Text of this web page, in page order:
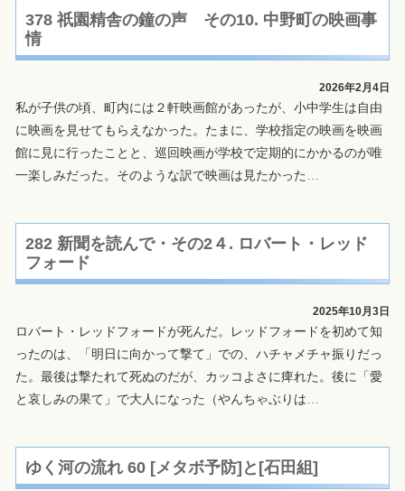
378 祇園精舎の鐘の声 その10. 中野町の映画事
情
2026年2月4日
私が子供の頃、町内には２軒映画館があったが、小中学生は自由
に映画を見せてもらえなかった。たまに、学校指定の映画を映画
館に見に行ったことと、巡回映画が学校で定期的にかかるのが唯
一楽しみだった。そのような訳で映画は見たかった …
282 新聞を読んで・その2４. ロバート・レッド
フォード
2025年10月3日
ロバート・レッドフォードが死んだ。レッドフォードを初めて知
ったのは、「明日に向かって撃て」での、ハチャメチャ振りだっ
た。最後は撃たれて死ぬのだが、カッコよさに痺れた。後に「愛
と哀しみの果て」で大人になった（やんちゃぶりは…
ゆく河の流れ 60 [メタボ予防]と[石田組]